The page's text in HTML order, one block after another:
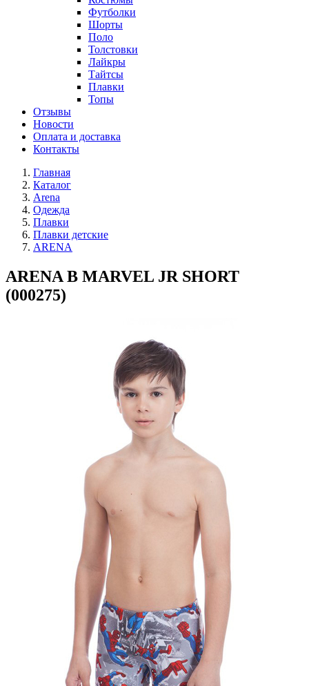
Футболки
Шорты
Поло
Толстовки
Лайкры
Тайтсы
Плавки
Топы
Отзывы
Новости
Оплата и доставка
Контакты
Главная
Каталог
Arena
Одежда
Плавки
Плавки детские
ARENA
ARENA B MARVEL JR SHORT
(000275)